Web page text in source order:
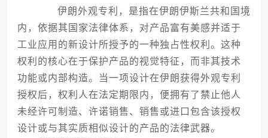
伊朗外观专利，是指在伊朗伊斯兰共和国境
内，依据其国家法律体系，对产品富有美感并适于
工业应用的新设计所授予的一种独占性权利。这种
权利的核心在于保护产品的视觉特征，而非其技术
功能或内部构造。当一项设计在伊朗获得外观专利
授权后，权利人在法定期限内，便拥有了禁止他人
未经许可制造、许诺销售、销售或进口包含该授权
设计或与其实质相似设计的产品的法律武器。